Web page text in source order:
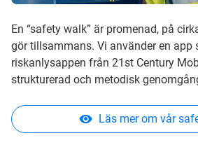
En “safety walk” är promenad, på
gör tillsammans. Vi använder en app
riskanlysappen från 21st Century
strukturerad och metodisk
Läs mer om vår